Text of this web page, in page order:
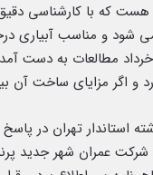
که با کارشناسی دقیق
شود و مناسب آبیاری
مطالعات به دست
و اگر مزایای ساخت آن
استاندار تهران در پاسخ
شرکت عمران شهر جدید